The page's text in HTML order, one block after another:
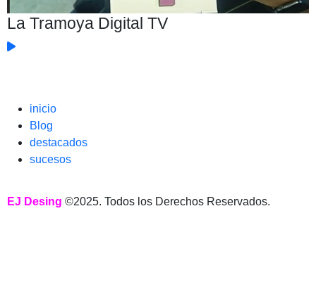
La Tramoya Digital TV
inicio
Blog
destacados
sucesos
EJ Desing ©2025. Todos los Derechos Reservados.